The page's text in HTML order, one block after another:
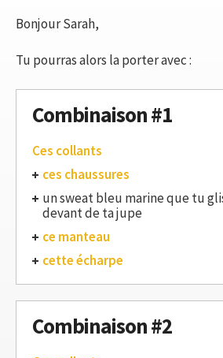
Bonjour Sarah,
Tu pourras alors la porter avec :
Combinaison #1
Ces collants
ces chaussures
un sweat bleu marine que tu
devant de ta jupe
ce manteau
cette écharpe
Combinaison #2